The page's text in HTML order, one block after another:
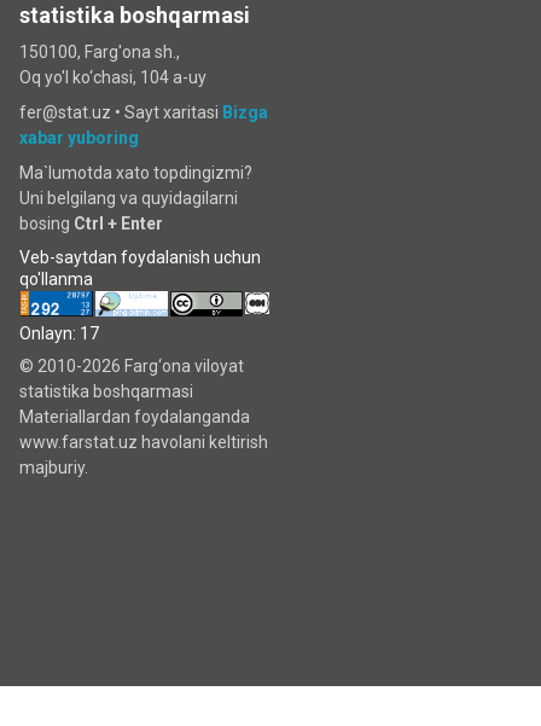
statistika boshqarmasi
150100, Farg'ona sh.,
Oq yo'l ko‘chаsi, 104 a-uy
fer@stat.uz • Sayt xaritasi Bizga
xabar yuboring
Ma`lumotda xato topdingizmi?
Uni belgilang va quyidagilarni
bosing Ctrl + Enter
Veb-saytdan foydalanish uchun
qo'llanma
Onlayn: 17
© 2010-2026 Farg‘ona viloyat
statistika boshqarmasi
Materiallardan foydalanganda
www.farstat.uz havolani keltirish
majburiy.